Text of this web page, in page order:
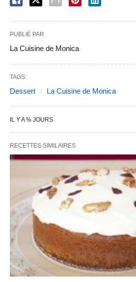
PUBLIÉ PAR
La Cuisine de Monica
TAGS:
Dessert La Cuisine de Monica
IL Y A % JOURS
RECETTES SIMILAIRES